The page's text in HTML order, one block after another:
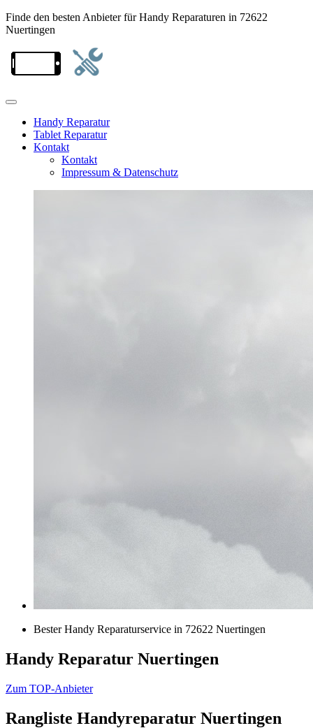
Finde den besten Anbieter für Handy Reparaturen in 72622
Nuertingen
Handy Reparatur
Tablet Reparatur
Kontakt
Kontakt
Impressum & Datenschutz
Bester Handy Reparaturservice in 72622 Nuertingen
Handy Reparatur Nuertingen
Zum TOP-Anbieter
Rangliste Handyreparatur Nuertingen